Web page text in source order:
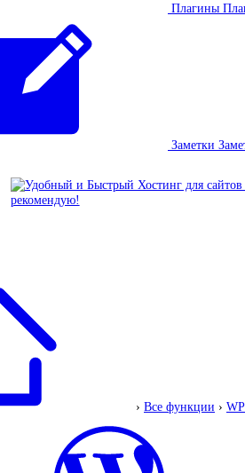
Плагины
Заметки
› Все функции ›